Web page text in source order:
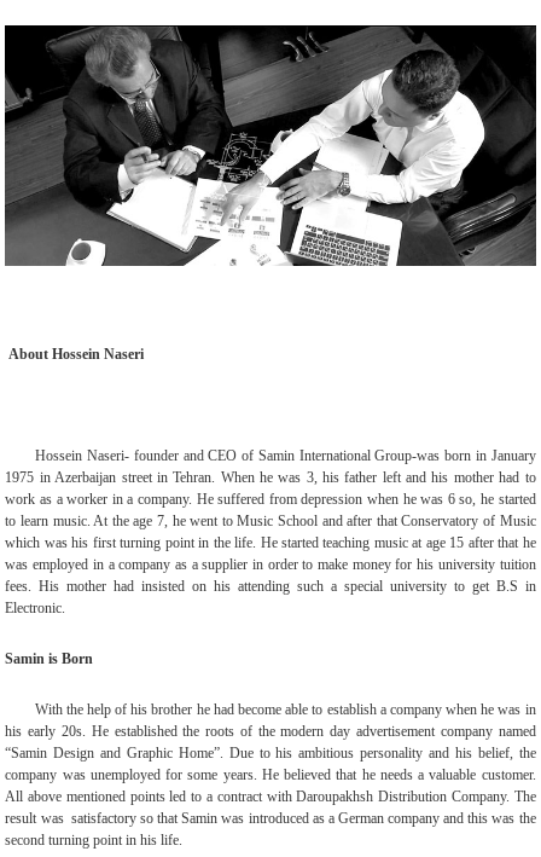
About Hossein Naseri
Hossein Naseri- founder and CEO of Samin International Group-was born in January
1975 in Azerbaijan street in Tehran. When he was 3, his father left and his mother had to
work as a worker in a company. He suffered from depression when he was 6 so, he started
to learn music. At the age 7, he went to Music School and after that Conservatory of Music
which was his first turning point in the life. He started teaching music at age 15 after that he
was employed in a company as a supplier in order to make money for his university tuition
fees. His mother had insisted on his attending such a special university to get B.S in
Electronic.
Samin is Born
With the help of his brother he had become able to establish a company when he was in
his early 20s. He established the roots of the modern day advertisement company named
“Samin Design and Graphic Home”. Due to his ambitious personality and his belief, the
company was unemployed for some years. He believed that he needs a valuable customer.
All above mentioned points led to a contract with Daroupakhsh Distribution Company. The
result was satisfactory so that Samin was introduced as a German company and this was the
second turning point in his life.